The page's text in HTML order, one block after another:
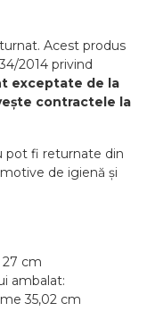
Acest produs
2014 privind
exceptate de la
contractele la
pot fi returnate din
de igienă și
cm
ambalat:
35,02 cm